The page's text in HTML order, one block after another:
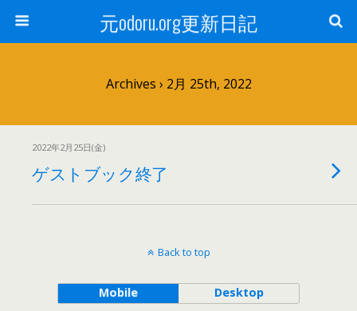
元odoru.org更新日記
Archives › 2月 25th, 2022
2022年2月25日(金)
ゲストブック終了
Back to top
Mobile Desktop